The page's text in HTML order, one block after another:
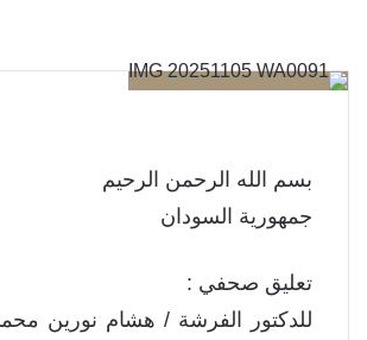
بسم الله الرحمن الرحيم
جمهورية السودان
تعليق صحفي :
للدكتور الفرشة / هشام نورين